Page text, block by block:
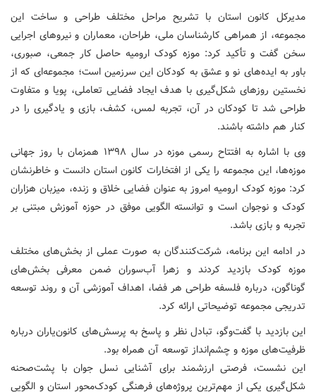
مدیرکل کانون استان با تشریح مراحل مختلف طراحی و ساخت این
مجموعه، از همراهی کارشناسان ملی، طراحان، معماران و نیروهای اجرایی
سخن گفت و تأکید کرد: موزه کودک ارومیه حاصل کار جمعی، صبوری،
باور به ایده‌های نو و عشق به کودکان این سرزمین است؛ مجموعه‌ای که از
نخستین روزهای شکل‌گیری با هدف ایجاد فضایی تعاملی، پویا و متفاوت
طراحی شد تا کودکان در آن، تجربه لمس، کشف، بازی و یادگیری را در
کنار هم داشته باشند.
وی با اشاره به افتتاح رسمی موزه در سال ۱۳۹۸ همزمان با روز جهانی
موزه‌ها، این مجموعه را یکی از افتخارات کانون استان دانست و خاطرنشان
کرد: موزه کودک ارومیه امروز به عنوان فضایی خلاق و زنده، میزبان هزاران
کودک و نوجوان است و توانسته الگویی موفق در حوزه آموزش مبتنی بر
تجربه و بازی باشد.
در ادامه این برنامه، شرکت‌کنندگان به صورت عملی از بخش‌های مختلف
موزه کودک بازدید کردند و زهرا آب‌سوران ضمن معرفی بخش‌های
گوناگون، درباره فلسفه طراحی هر فضا، اهداف آموزشی آن و روند توسعه
تدریجی مجموعه توضیحاتی ارائه کرد.
این بازدید با گفت‌وگو، تبادل نظر و پاسخ به پرسش‌های کانون‌یاران درباره
ظرفیت‌های موزه و چشم‌انداز توسعه آن همراه بود.
این نشست، فرصتی ارزشمند برای آشنایی نسل جوان با پشت‌صحنه
شکل‌گیری یکی از مهم‌ترین پروژه‌های فرهنگی کودک‌محور استان و الگویی